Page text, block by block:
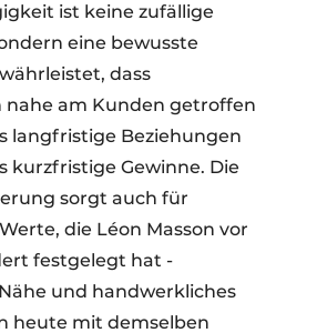
ist keine zufällige
eine bewusste
dass
nahe am Kunden getroffen
langfristige Beziehungen
kurzfristige Gewinne. Die
sorgt auch für
die Léon Masson vor
festgelegt hat -
und handwerkliches
heute mit demselben